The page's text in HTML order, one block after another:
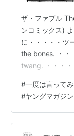
ザ・ファブル
ンコミックス)
に・・・・・ツ
the bones. ・・
twang. ・・・・
second contact
かかとの痛み続
第１部が大団円
さらに風変り味
#一度は言って
#ヤングマガジ